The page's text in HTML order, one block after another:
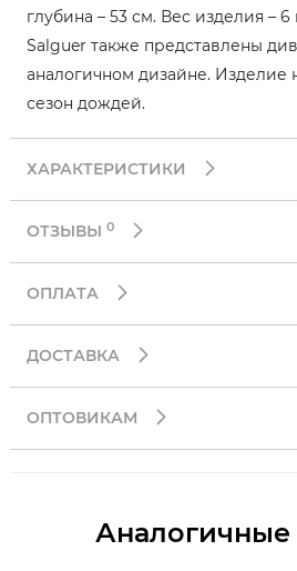
глубина – 53 см. Вес изделия –
Salguer также представлены
аналогичном дизайне. Изделие
сезон дождей.
ХАРАКТЕРИСТИКИ
ОТЗЫВЫ 0
ОПЛАТА
ДОСТАВКА
ОПТОВИКАМ
Аналогичные